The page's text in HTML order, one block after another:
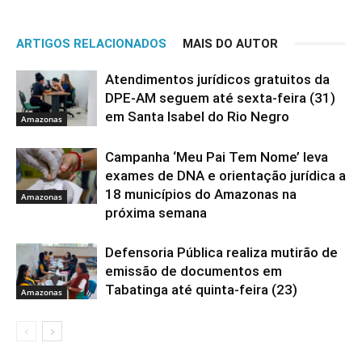
ARTIGOS RELACIONADOS MAIS DO AUTOR
Amazonas
Atendimentos jurídicos gratuitos da
DPE-AM seguem até sexta-feira (31)
em Santa Isabel do Rio Negro
Amazonas
Campanha ‘Meu Pai Tem Nome’ leva
exames de DNA e orientação jurídica a
18 municípios do Amazonas na
próxima semana
Amazonas
Defensoria Pública realiza mutirão de
emissão de documentos em
Tabatinga até quinta-feira (23)